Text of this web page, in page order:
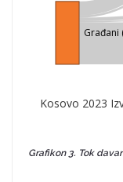
Grafikon 3. Tok